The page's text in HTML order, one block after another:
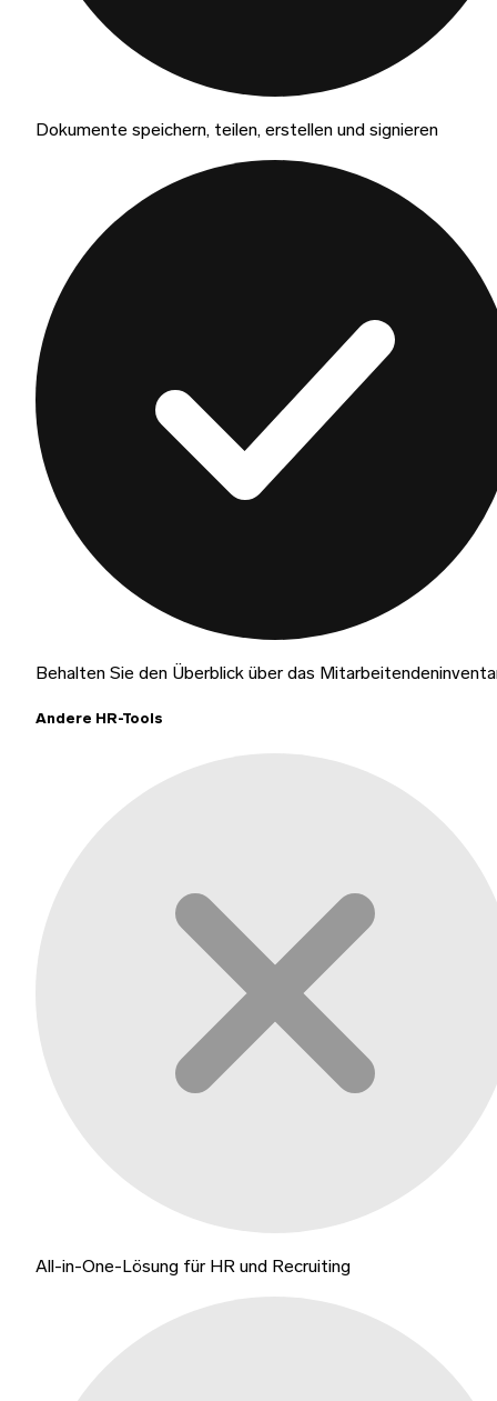
Dokumente speichern, teilen, erstellen und signieren
Behalten Sie den Überblick über das
Andere HR-Tools
All-in-One-Lösung für HR und Recruiting